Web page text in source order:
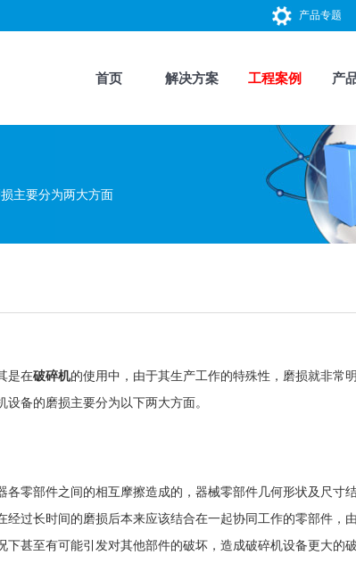
产品专题
首页 解决方案 工程案例 产
主要分为两大方面
是在破碎机的使用中，由于其生产工作的特殊性，磨损就非常
设备的磨损主要分为以下两大方面。
零部件之间的相互摩擦造成的，器械零部件几何形状及尺
过长时间的磨损后本来应该结合在一起协同工作的零部件
甚至有可能引发对其他部件的破坏，造成破碎机设备更大的破